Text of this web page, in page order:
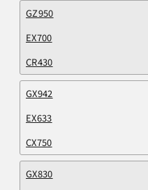
GZ950
EX700
CR430
GX942
EX633
CX750
GX830